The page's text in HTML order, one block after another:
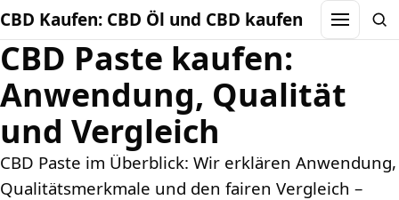
CBD Kaufen: CBD Öl und CBD kaufen Menu
CBD Paste kaufen:
Anwendung, Qualität
und Vergleich
CBD Paste im Überblick: Wir erklären Anwendung,
Qualitätsmerkmale und den fairen Vergleich –